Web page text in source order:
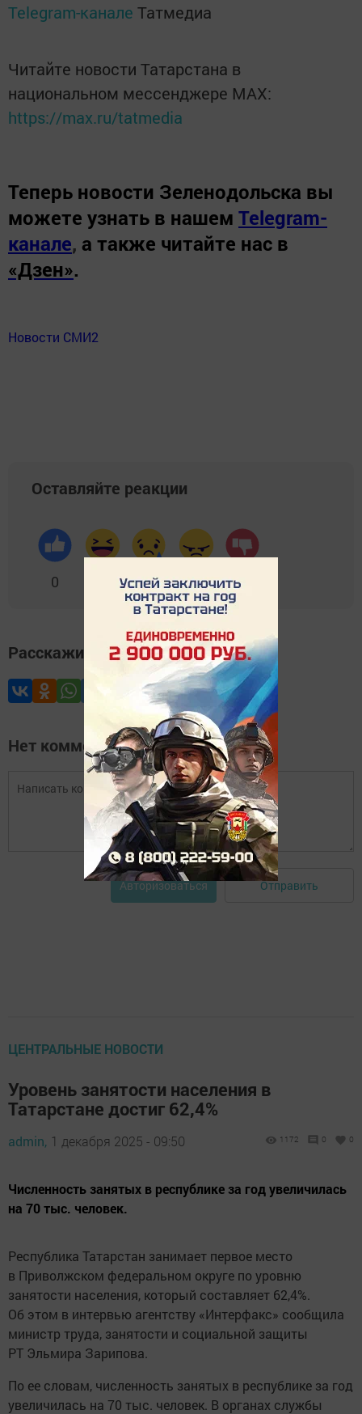
Telegram-канале Татмедиа
Читайте новости Татарстана в
национальном мессенджере MАХ:
https://max.ru/tatmedia
Теперь новости Зеленодольска вы
можете узнать в нашем Telegram-
канале, а также читайте нас в
«Дзен».
Новости СМИ2
Оставляйте реакции
0 0 0 0
Расскажите друзьям
Нет комментариев
Авторизоваться Отправить
ЦЕНТРАЛЬНЫЕ НОВОСТИ
Уровень занятости населения в
Татарстане достиг 62,4%
admin, 1 декабря 2025 - 09:50 1172 0 0
Численность занятых в республике за год увеличилась
на 70 тыс. человек.
Республика Татарстан занимает первое место
в Приволжском федеральном округе по уровню
занятости населения, который составляет 62,4%.
Об этом в интервью агентству «Интерфакс» сообщила
министр труда, занятости и социальной защиты
РТ Эльмира Зарипова.
По ее словам, численность занятых в республике за год
увеличилась на 70 тыс. человек. В органах службы